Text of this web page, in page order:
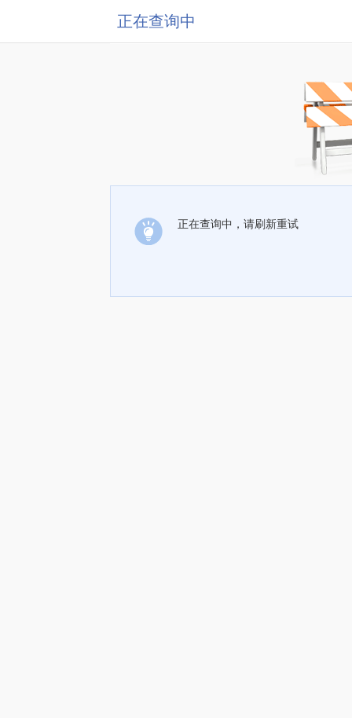
正在查询中
正在查询中，请刷新重试